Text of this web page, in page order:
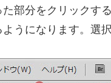
た部分をクリック
うになります。選